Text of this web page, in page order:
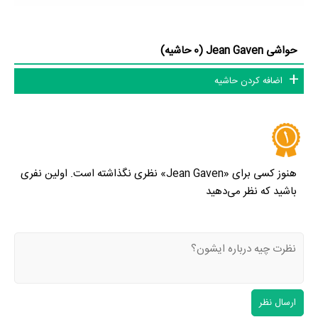
حواشی Jean Gaven (0 حاشیه)
اضافه کردن حاشیه
هنوز کسی برای «Jean Gaven» نظری نگذاشته است. اولین نفری
باشید که نظر می‌دهید
ارسال نظر